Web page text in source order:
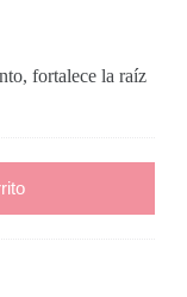
fortalece la raíz